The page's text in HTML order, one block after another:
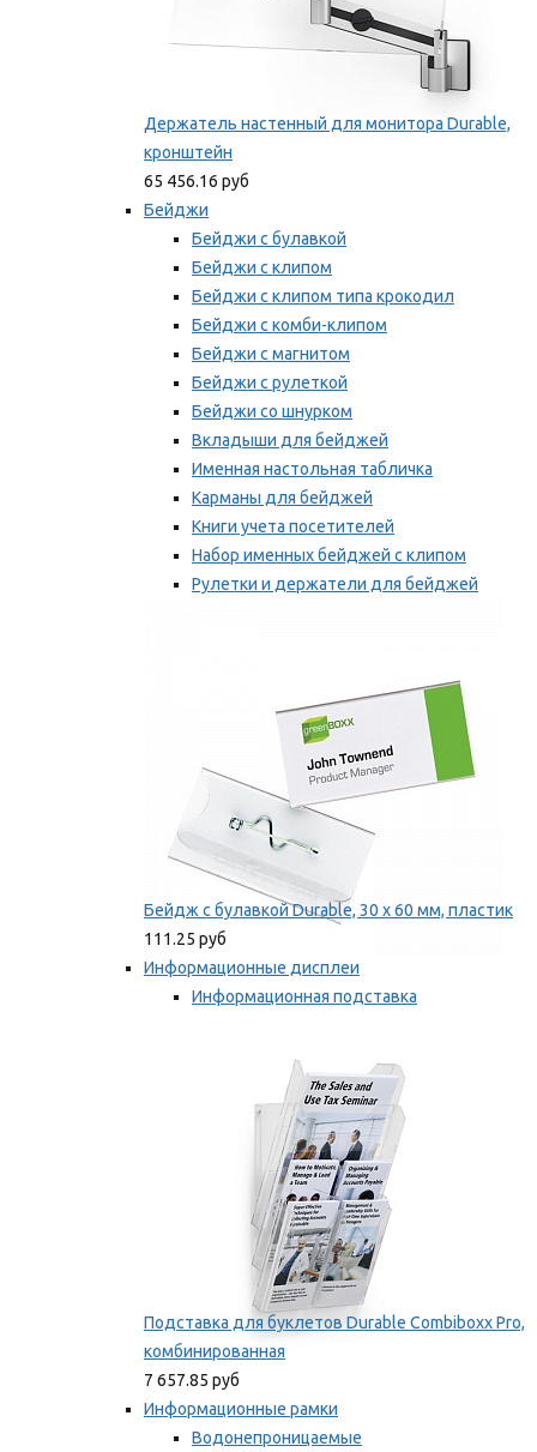
Держатель настенный для монитора Durable,
кронштейн
65 456.16 руб
Бейджи
Бейджи с булавкой
Бейджи с клипом
Бейджи с клипом типа крокодил
Бейджи с комби-клипом
Бейджи с магнитом
Бейджи с рулеткой
Бейджи со шнурком
Вкладыши для бейджей
Именная настольная табличка
Карманы для бейджей
Книги учета посетителей
Набор именных бейджей с клипом
Рулетки и держатели для бейджей
Бейдж с булавкой Durable, 30 х 60 мм, пластик
111.25 руб
Информационные дисплеи
Информационная подставка
Подставка для буклетов Durable Combiboxx Pro,
комбинированная
7 657.85 руб
Информационные рамки
Водонепроницаемые